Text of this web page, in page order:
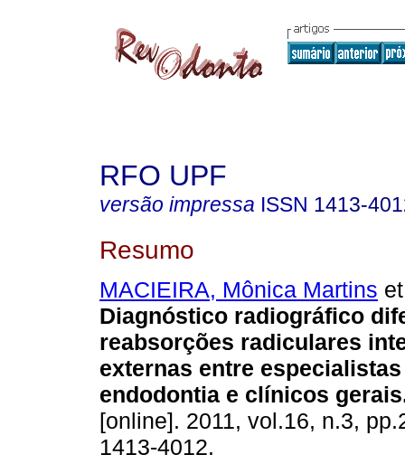
RFO UPF
versão impressa ISSN 1413-
Resumo
MACIEIRA, Mônica Martins
Diagnóstico radiográfico
reabsorções radiculares
externas entre
endodontia e clínicos gerais
[online]. 2011, vol.16, n.3,
1413-4012.